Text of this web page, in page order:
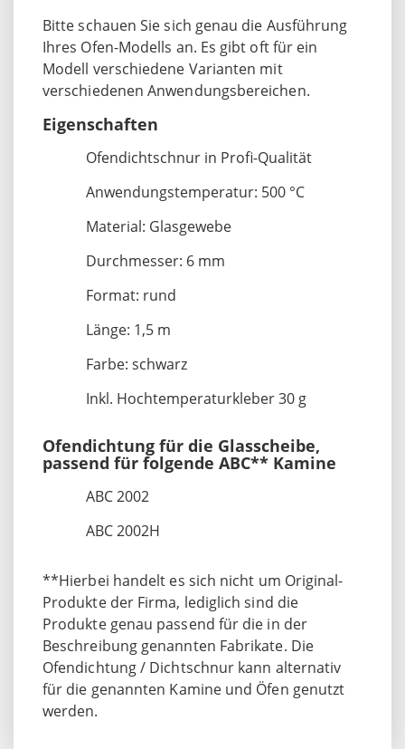
Bitte schauen Sie sich genau die Ausführung
Ihres Ofen-Modells an. Es gibt oft für ein
Modell verschiedene Varianten mit
verschiedenen Anwendungsbereichen.
Eigenschaften
Ofendichtschnur in Profi-Qualität
Anwendungstemperatur: 500 °C
Material: Glasgewebe
Durchmesser: 6 mm
Format: rund
Länge: 1,5 m
Farbe: schwarz
Inkl. Hochtemperaturkleber 30 g
Ofendichtung für die Glasscheibe,
passend für folgende ABC** Kamine
ABC 2002
ABC 2002H
**Hierbei handelt es sich nicht um Original-
Produkte der Firma, lediglich sind die
Produkte genau passend für die in der
Beschreibung genannten Fabrikate. Die
Ofendichtung / Dichtschnur kann alternativ
für die genannten Kamine und Öfen genutzt
werden.